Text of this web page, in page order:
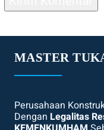
MASTER
Perusahaan
Dengan Legalitas